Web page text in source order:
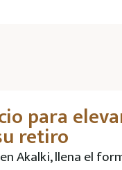
para
retiro
Akalki, llena el